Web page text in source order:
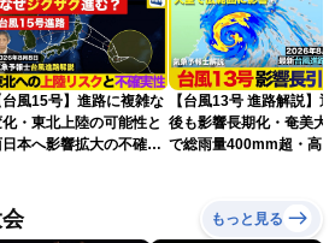
台風15号】進路に複雑な
・東北上陸の可能性と
本へ影響拡大の不確実
【台風13号 進路解説】
後も影響長期化・奄美大
で総雨量400mm超・高波
もっと見る